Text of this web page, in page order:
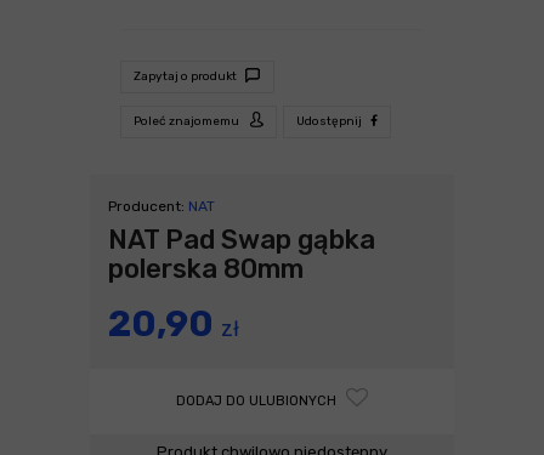
Zapytaj o produkt
Poleć znajomemu Udostępnij
Producent: NAT
NAT Pad Swap gąbka
polerska 80mm
20,90 zł
DODAJ DO ULUBIONYCH